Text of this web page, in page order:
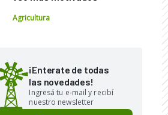
Agricultura
¡Enterate de todas
las novedades!
Ingresá tu e-mail y recibí
nuestro newsletter